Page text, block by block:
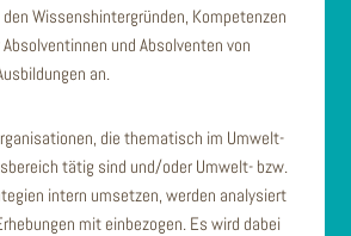
Wissenshintergründen, Kompetenzen
und Absolventen von
an.
die thematisch im Umwelt-
tätig sind und/oder Umwelt- bzw.
intern umsetzen, werden analysiert
mit einbezogen. Es wird dabei